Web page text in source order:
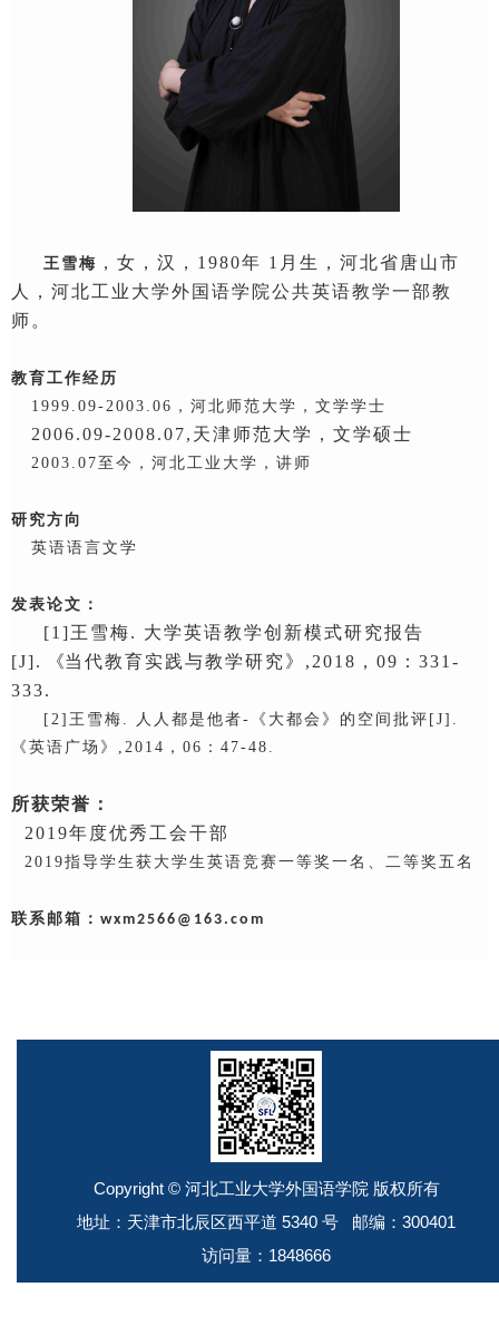
王雪梅 ， 女 ，汉， 1980年 1月 生，河北省 唐山市
人，河北工业大学外国语学院公共英语教学一部教
师 。
教育工作经历
1999.09-2003.06，河北师范大学，文学学士
2006.09-2008.07, 天津师范大学，文学硕士
2003. 07至今，河北工业大学，讲师
研究方向
英语语言文学
发表论文：
[1]王雪梅. 大学英语教学创新模式研究报告
[J].
《当代教育实践与教学研究》 ,2018，09：331-
333.
[2]王雪梅. 人人都是他者-《大都会》的空间批评[J].
《英语广场》,2014，06：47-48.
所获荣誉：
2019年度优秀工会干部
2019指导学生获大学生英语竞赛一等奖一名、二等奖五名
联系邮箱： wxm2566@163.com
Copyright © 河北工业大学外国语学院 版权所有
地址：天津市北辰区西平道 5340 号 邮编：300401
访问量： 1848666